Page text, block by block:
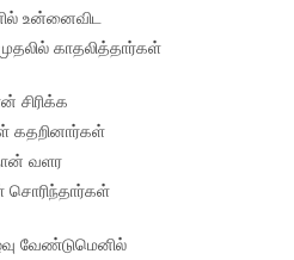
உன்னைவிட
காதலித்தார்கள்
சிரிக்க
கதறினார்கள்
வளர
வேண்டுமெனில்